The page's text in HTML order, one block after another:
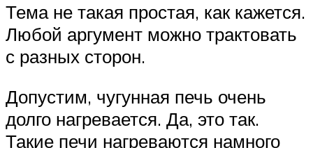
Тема не такая простая, как кажется.
Любой аргумент можно трактовать
с разных сторон.
Допустим, чугунная печь очень
долго нагревается. Да, это так.
Такие печи нагреваются намного